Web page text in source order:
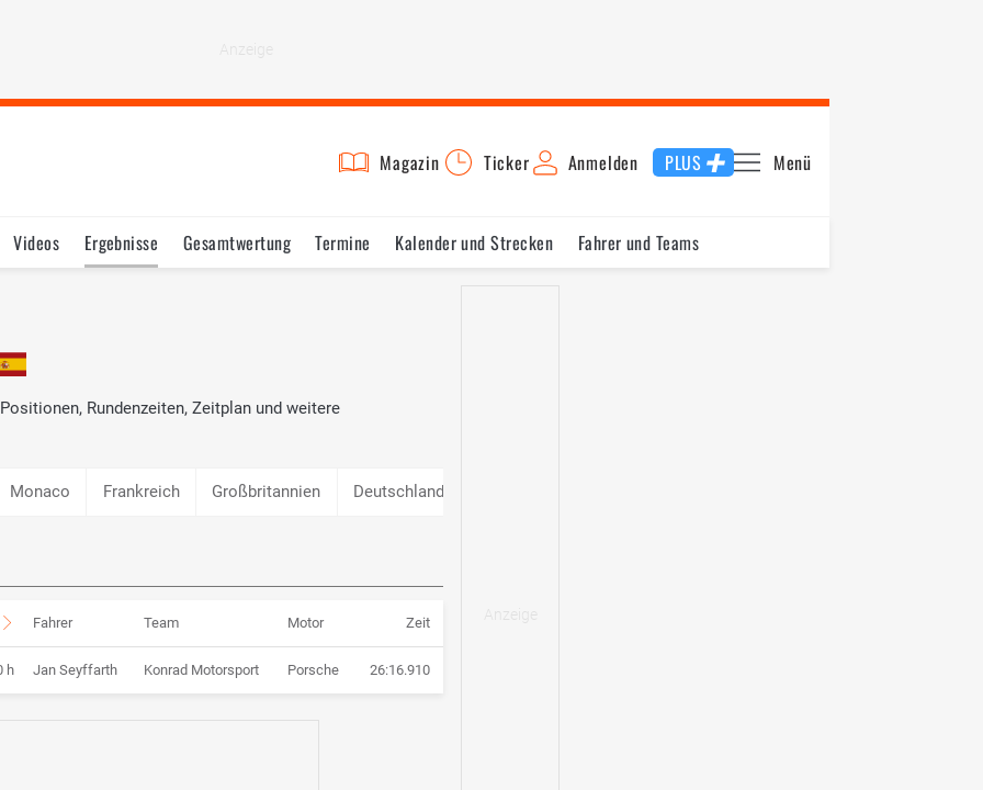
Magazin Ticker Anmelden PLUS Menü
Videos Ergebnisse Gesamtwertung Termine Kalender und Strecken Fahrer und Teams
Rundenzeiten, Zeitplan und weitere
Monaco Frankreich Großbritannien Deutschland
Fahrer Team Motor Zeit
h Jan Seyffarth Konrad Motorsport Porsche 26:16.910